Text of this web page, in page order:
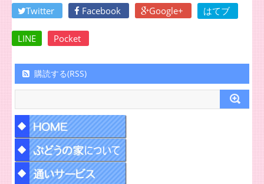
Twitter Facebook Google+ はてブ
LINE Pocket
購読する(RSS)